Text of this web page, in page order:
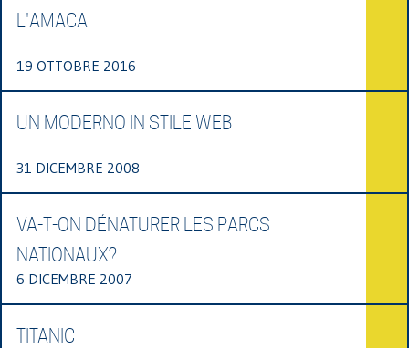
L'AMACA
19 OTTOBRE 2016
UN MODERNO IN STILE WEB
31 DICEMBRE 2008
VA-T-ON DÉNATURER LES PARCS
NATIONAUX?
6 DICEMBRE 2007
TITANIC